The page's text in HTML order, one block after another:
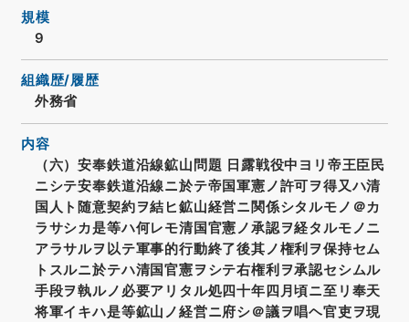
規模
9
組織歴/履歴
外務省
内容
（六）安奉鉄道沿線鉱山問題 日露戦役中ヨリ帝王臣民
ニシテ安奉鉄道沿線ニ於テ帝国軍憲ノ許可ヲ得又ハ清
国人ト随意契約ヲ結ヒ鉱山経営ニ関係シタルモノ＠カ
ラサシカ是等ハ何レモ清国官憲ノ承認ヲ経タルモノニ
アラサルヲ以テ軍事的行動終了後其ノ権利ヲ保持セム
トスルニ於テハ清国官憲ヲシテ右権利ヲ承認セシムル
手段ヲ執ルノ必要アリタル処四十年四月頃ニ至リ奉天
将軍イキハ是等鉱山ノ経営ニ府シ＠議ヲ唱ヘ官吏ヲ現